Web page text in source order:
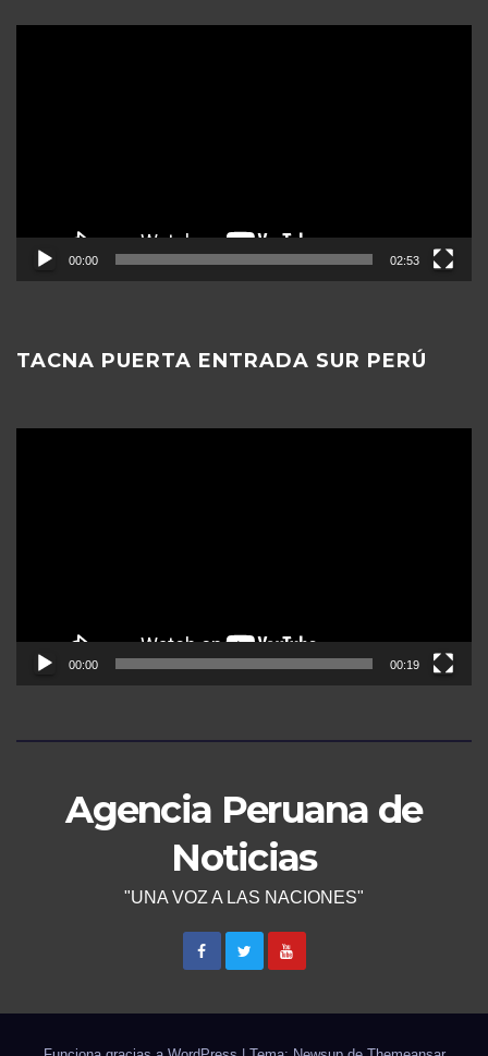
00:00 02:53
TACNA PUERTA ENTRADA SUR PERÚ
00:00 00:19
Agencia Peruana de
Noticias
"UNA VOZ A LAS NACIONES"